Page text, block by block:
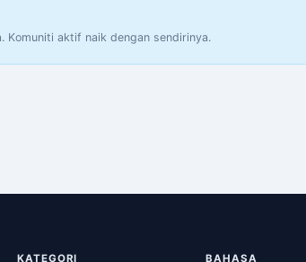
Komuniti aktif naik dengan sendirinya.
KATEGORI BAHASA